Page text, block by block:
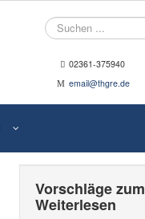
Suche
02361-375940
email@thgre.de
Vorschläge zum
Weiterlesen